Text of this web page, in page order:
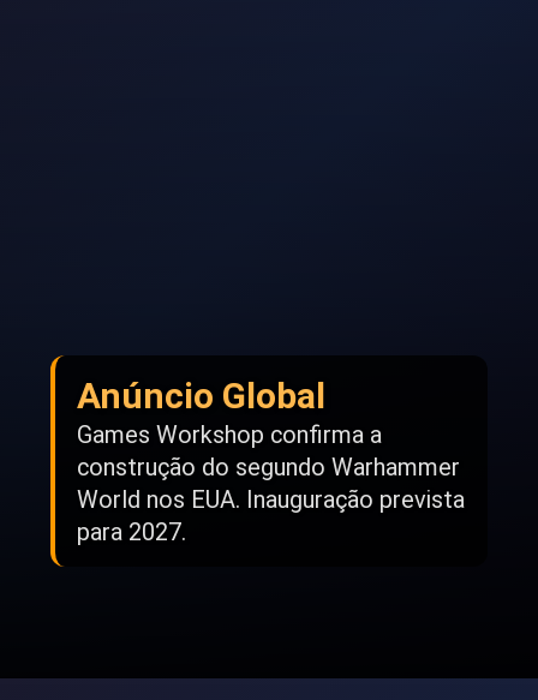
Anúncio Global
Games Workshop confirma a
construção do segundo Warhammer
World nos EUA. Inauguração prevista
para 2027.